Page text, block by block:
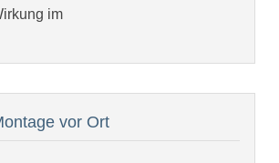
im
vor Ort